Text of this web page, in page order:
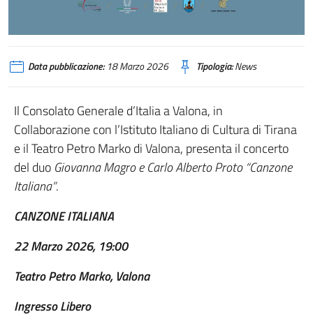
Data pubblicazione:18 Marzo 2026 Tipologia:News
Il Consolato Generale d’Italia a Valona, in
Collaborazione con l’Istituto Italiano di Cultura di Tirana
e il Teatro Petro Marko di Valona, presenta il concerto
del duo Giovanna Magro e Carlo Alberto Proto “Canzone
Italiana”.
CANZONE ITALIANA
22 Marzo 2026, 19:00
Teatro Petro Marko, Valona
Ingresso Libero